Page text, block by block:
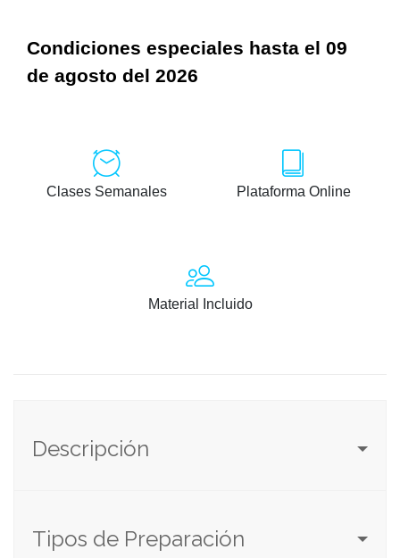
Condiciones especiales hasta el 09
de agosto del 2026
Clases Semanales Plataforma Online
Material Incluido
Descripción
Tipos de Preparación